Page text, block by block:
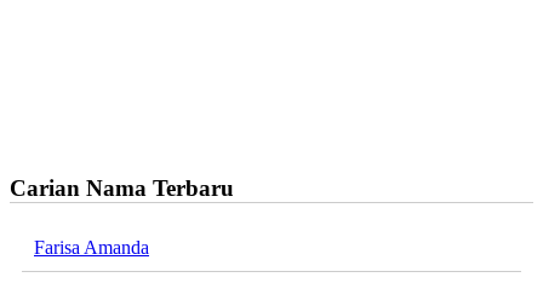
Carian Nama Terbaru
Farisa Amanda